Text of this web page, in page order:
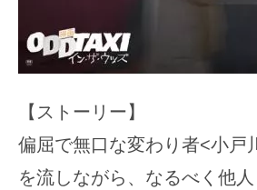
【ストーリー】
偏屈で無口な変わり者<小戸
を流しながら、なるべく他